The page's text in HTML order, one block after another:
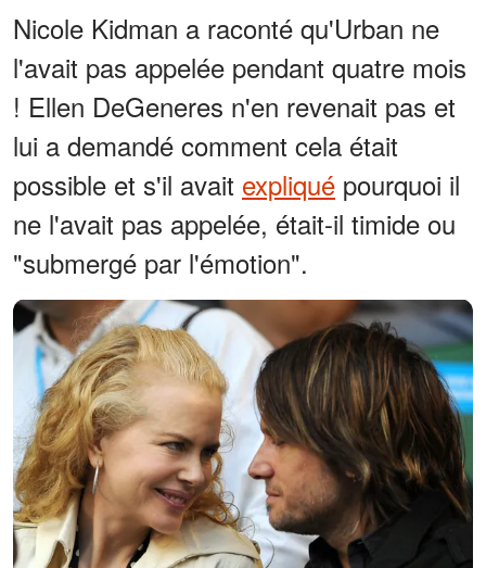
Nicole Kidman a raconté qu'Urban ne
l'avait pas appelée pendant quatre mois
! Ellen DeGeneres n'en revenait pas et
lui a demandé comment cela était
possible et s'il avait expliqué pourquoi il
ne l'avait pas appelée, était-il timide ou
"submergé par l'émotion".